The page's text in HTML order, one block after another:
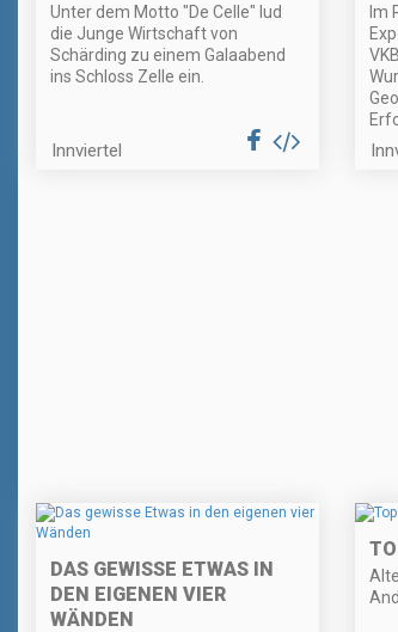
Unter dem Motto "De Celle" lud
die Junge Wirtschaft von
Schärding zu einem Galaabend
ins Schloss Zelle ein.
Innviertel
Im
DAS GEWISSE ETWAS IN
DEN EIGENEN VIER
WÄNDEN